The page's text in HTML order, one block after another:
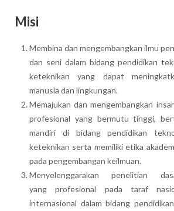
Misi
Membina dan mengembangkan ilmu
dan seni dalam bidang pendidikan
keteknikan yang dapat
manusia dan lingkungan.
Memajukan dan mengembangkan
profesional yang bermutu tinggi,
mandiri di bidang pendidikan
keteknikan serta memiliki etika
pada pengembangan keilmuan.
Menyelenggarakan penelitian
yang profesional pada taraf
internasional dalam bidang